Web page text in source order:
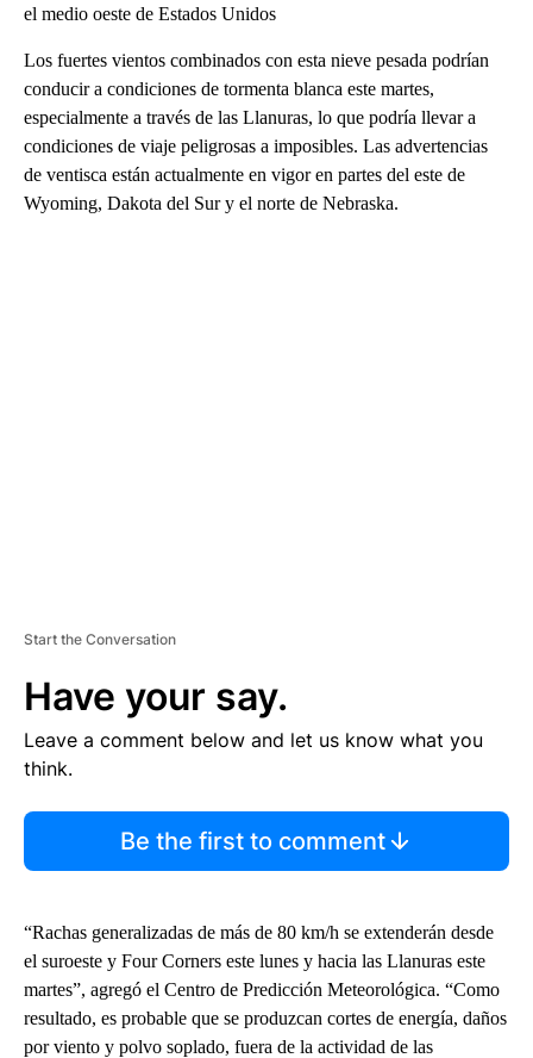
el medio oeste de Estados Unidos
Los fuertes vientos combinados con esta nieve pesada podrían
conducir a condiciones de tormenta blanca este martes,
especialmente a través de las Llanuras, lo que podría llevar a
condiciones de viaje peligrosas a imposibles. Las advertencias
de ventisca están actualmente en vigor en partes del este de
Wyoming, Dakota del Sur y el norte de Nebraska.
Start the Conversation
Have your say.
Leave a comment below and let us know what you
think.
Be the first to comment
“Rachas generalizadas de más de 80 km/h se extenderán desde
el suroeste y Four Corners este lunes y hacia las Llanuras este
martes”, agregó el Centro de Predicción Meteorológica. “Como
resultado, es probable que se produzcan cortes de energía, daños
por viento y polvo soplado, fuera de la actividad de las